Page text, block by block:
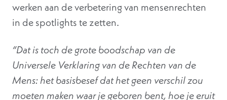
werken aan de verbetering van mensenrechten
in de spotlights te zetten.
“Dat is toch de grote boodschap van de
Universele Verklaring van de Rechten van de
Mens: het basisbesef dat het geen verschil zou
moeten maken waar je geboren bent, hoe je eruit